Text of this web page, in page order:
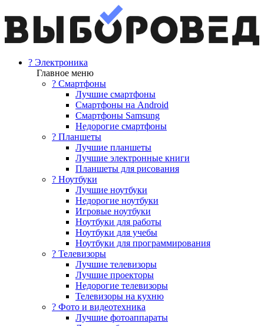
? Электроника
Главное меню
? Смартфоны
Лучшие смартфоны
Смартфоны на Android
Смартфоны Samsung
Недорогие смартфоны
? Планшеты
Лучшие планшеты
Лучшие электронные книги
Планшеты для рисования
? Ноутбуки
Лучшие ноутбуки
Недорогие ноутбуки
Игровые ноутбуки
Ноутбуки для работы
Ноутбуки для учебы
Ноутбуки для программирования
? Телевизоры
Лучшие телевизоры
Лучшие проекторы
Недорогие телевизоры
Телевизоры на кухню
? Фото и видеотехника
Лучшие фотоаппараты